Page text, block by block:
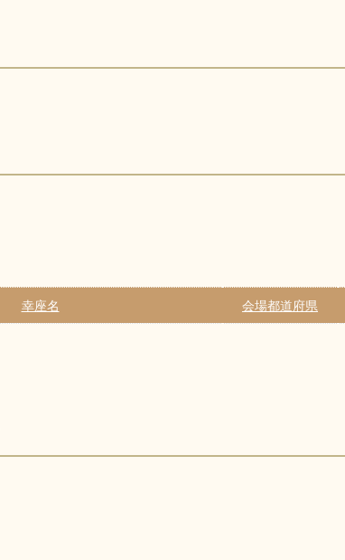
幸座名 会場都道府県